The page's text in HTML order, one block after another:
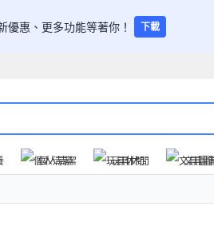
優惠、更多功能等著你！ 下載
個人清潔 玩具休閒 文具